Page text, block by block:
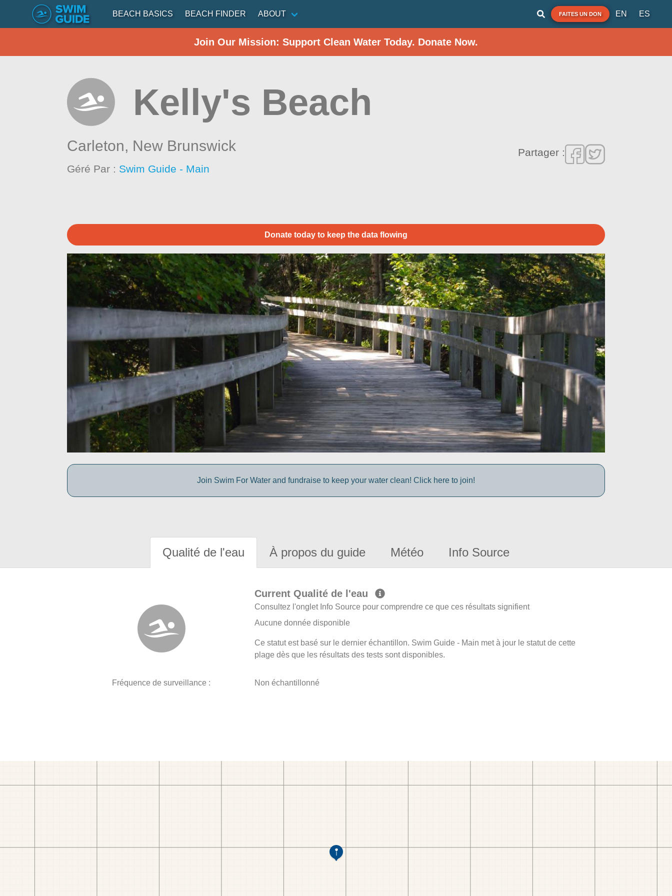
BEACH BASICS BEACH FINDER ABOUT FAITES UN DON EN ES
Join Our Mission: Support Clean Water Today. Donate Now.
Kelly's Beach
Carleton, New Brunswick
Géré Par : Swim Guide - Main
Partager :
Donate today to keep the data flowing
Join Swim For Water and fundraise to keep your water clean! Click here to join!
Qualité de l'eau À propos du guide Météo Info Source
Current Qualité de l'eau
Consultez l'onglet Info Source pour comprendre ce que ces résultats signifient
Aucune donnée disponible
Ce statut est basé sur le dernier échantillon. Swim Guide - Main met à jour le statut de cette
plage dès que les résultats des tests sont disponibles.
Fréquence de surveillance : Non échantillonné